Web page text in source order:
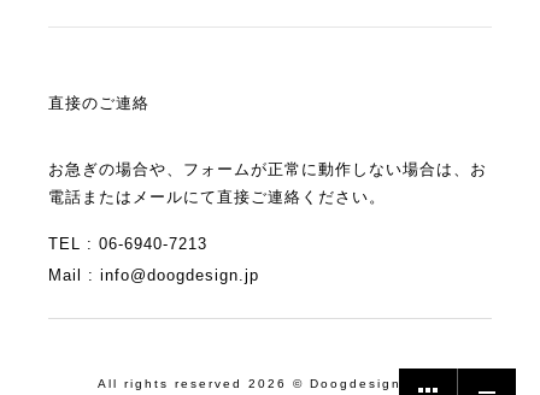
直接のご連絡
お急ぎの場合や、フォームが正常に動作しない場合は、お
電話またはメールにて直接ご連絡ください。
TEL : 06-6940-7213
Mail : info@doogdesign.jp
All rights reserved 2026 © Doogdesign. Inc.